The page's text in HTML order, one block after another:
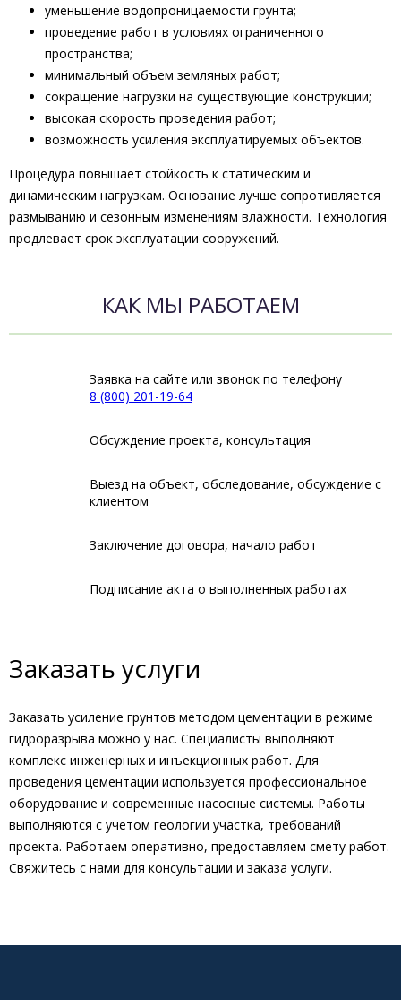
уменьшение водопроницаемости грунта;
проведение работ в условиях ограниченного
пространства;
минимальный объем земляных работ;
сокращение нагрузки на существующие конструкции;
высокая скорость проведения работ;
возможность усиления эксплуатируемых объектов.
Процедура повышает стойкость к статическим и
динамическим нагрузкам. Основание лучше сопротивляется
размыванию и сезонным изменениям влажности. Технология
продлевает срок эксплуатации сооружений.
КАК МЫ РАБОТАЕМ
Заявка на сайте или звонок по телефону
8 (800) 201-19-64
Обсуждение проекта, консультация
Выезд на объект, обследование, обсуждение с
клиентом
Заключение договора, начало работ
Подписание акта о выполненных работах
Заказать услуги
Заказать усиление грунтов методом цементации в режиме
гидроразрыва можно у нас. Специалисты выполняют
комплекс инженерных и инъекционных работ. Для
проведения цементации используется профессиональное
оборудование и современные насосные системы. Работы
выполняются с учетом геологии участка, требований
проекта. Работаем оперативно, предоставляем смету работ.
Свяжитесь с нами для консультации и заказа услуги.